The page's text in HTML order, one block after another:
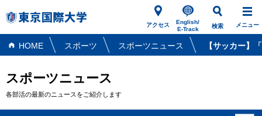
アクセス
English/
E-Track
検索 メニュー
HOME スポーツ スポーツニュース 【サッカー】
スポーツニュース
各部活の最新のニュースをご紹介します